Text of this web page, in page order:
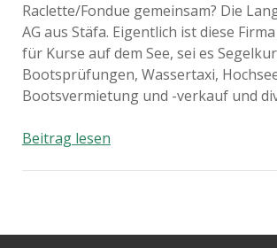
NIEMALS FÜR IMMER
NIGHTMARES
BÜCHERSHOPS
IMPRESSUM
Raclette/Fondue gemeinsam? Die
AG aus Stäfa. Eigentlich ist diese
für Kurse auf dem See, sei es
Bootsprüfungen, Wassertaxi,
Bootsvermietung und -verkauf und
Beitrag lesenEinmal